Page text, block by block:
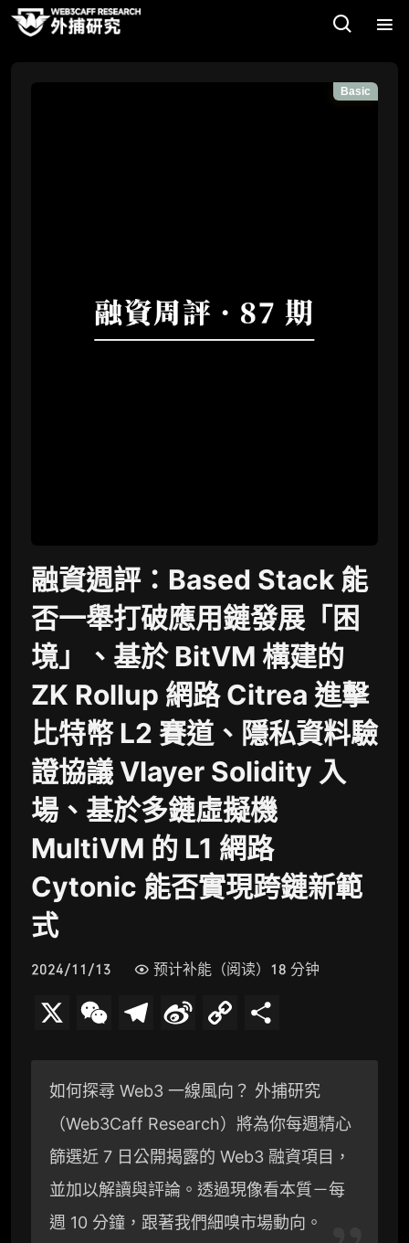
Basic
融資週評：Based Stack 能
否一舉打破應用鏈發展「困
境」、基於 BitVM 構建的
ZK Rollup 網路 Citrea 進擊
比特幣 L2 賽道、隱私資料驗
證協議 Vlayer Solidity 入
場、基於多鏈虛擬機
MultiVM 的 L1 網路
Cytonic 能否實現跨鏈新範
式
2024/11/13 预计补能（阅读）18 分钟
W
C
h
a
t
l
e
g
r
a
n
a
W
e
i
p
y
L
i
n
如何探尋 Web3 一線風向？ 外捕研究
（Web3Caff Research）將為你每週精心
篩選近 7 日公開揭露的 Web3 融資項目，
並加以解讀與評論。透過現像看本質－每
週 10 分鐘，跟著我們細嗅市場動向。